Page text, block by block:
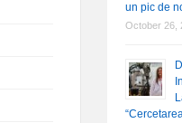
un pic de
October 26,